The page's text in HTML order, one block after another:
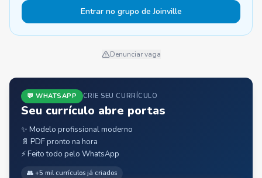
Entrar no grupo de Joinville
Denunciar vaga
💬 WHATSAPP CRIE SEU CURRÍCULO
Seu currículo abre portas
✨ Modelo profissional moderno
📄 PDF pronto na hora
⚡ Feito todo pelo WhatsApp
👥 +5 mil currículos já criados